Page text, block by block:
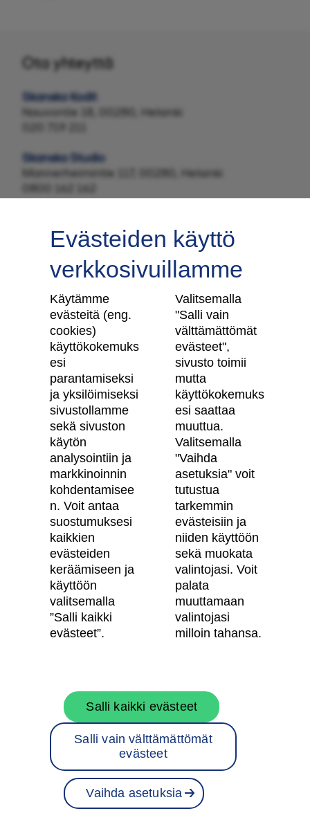
Varaa asunto Ota yhteyttä
Ota yhteyttä
Skanska Kodit
Nauvontie 18, 00280, Helsinki
Skanska Studio
Mannerheimintie 117, 00280, Helsinki
0800 162 162
Tilaa uutiskirje
Skanska Kodit
Artikkelit
Digitaalinen asuntokauppa
Asiakkaiden kokemuksia meistä
Vastuullisuus
Tietosuojaseloste
Käyttöehdot
Evästeasetukset
Saavutettavuusseloste
Oma Skanska
Tietoa Skanskasta
Töihin meille
Rakentamispalvelut
Skanska Suomessa
Projektit
Evästeiden käyttö
verkkosivuillamme
Käytämme
evästeitä (eng.
cookies)
käyttökokemuks
esi
parantamiseksi
ja yksilöimiseksi
sivustollamme
sekä sivuston
käytön
analysointiin ja
markkinoinnin
kohdentamisee
n. Voit antaa
suostumuksesi
kaikkien
evästeiden
keräämiseen ja
käyttöön
valitsemalla
”Salli kaikki
evästeet”.
Valitsemalla
"Salli vain
välttämättömät
evästeet",
sivusto toimii
mutta
käyttökokemuks
esi saattaa
muuttua.
Valitsemalla
"Vaihda
asetuksia" voit
tutustua
tarkemmin
evästeisiin ja
niiden käyttöön
sekä muokata
valintojasi. Voit
palata
muuttamaan
valintojasi
milloin tahansa.
Vaihda asetuksia
Salli vain välttämättömät
evästeet
Salli kaikki evästeet